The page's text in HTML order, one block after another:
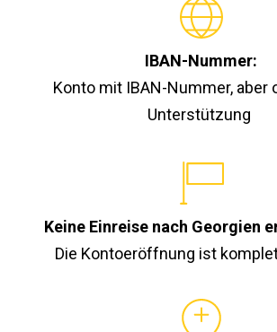
IBAN-Nummer:
Konto mit IBAN-Nummer, aber
Unterstützung
Keine Einreise nach Georgien
Die Kontoeröffnung ist